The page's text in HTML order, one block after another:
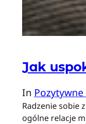
Jak
In
Radzenie sobie
ogólne relacje